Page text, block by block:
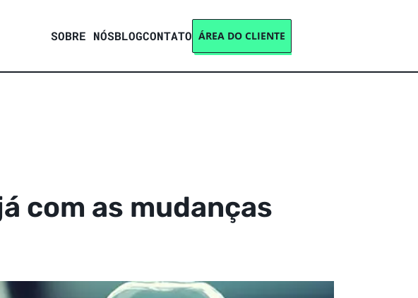
SOBRE NÓSBLOGCONTATO ÁREA DO CLIENTE
com as mudanças